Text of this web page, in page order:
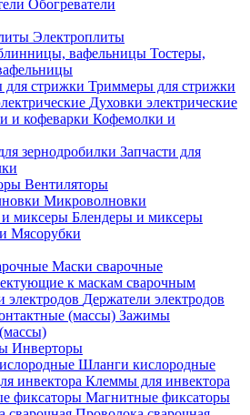
Обогреватели
Электроплиты
Тостеры,
Триммеры для стрижки
Духовки электрические
Кофемолки и
Запчасти для
Вентиляторы
Микроволновки
Блендеры и миксеры
Мясорубки
Маски сварочные
к маскам сварочным
Держатели электродов
Зажимы
Инверторы
Шланги кислородные
Клеммы для инвектора
Магнитные фиксаторы